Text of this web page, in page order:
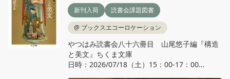
新刊入荷
読書会課題図書
@ ブックスエコーロケーション
やつはみ読書会八十六冊目　山尾悠子編『構造
と美文』ちくま文庫
日時：2026/07/18（土）15：00‐17：00